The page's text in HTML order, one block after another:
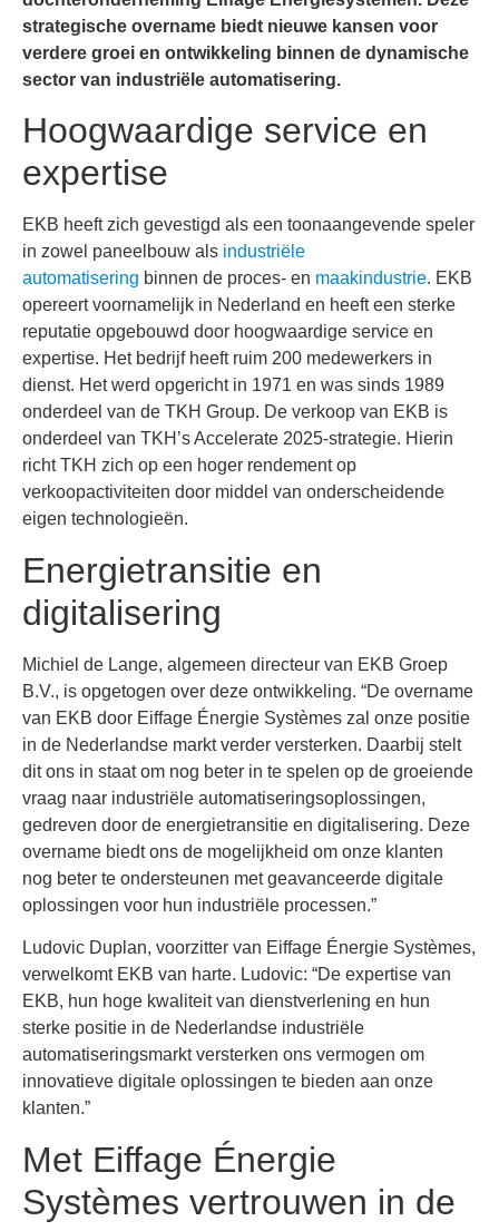
strategische overname biedt nieuwe kansen voor
verdere groei en ontwikkeling binnen de dynamische
sector van industriële automatisering.
Hoogwaardige service en
expertise
EKB heeft zich gevestigd als een toonaangevende speler
in zowel paneelbouw als industriële
automatisering binnen de proces- en maakindustrie. EKB
opereert voornamelijk in Nederland en heeft een sterke
reputatie opgebouwd door hoogwaardige service en
expertise. Het bedrijf heeft ruim 200 medewerkers in
dienst. Het werd opgericht in 1971 en was sinds 1989
onderdeel van de TKH Group. De verkoop van EKB is
onderdeel van TKH’s Accelerate 2025-strategie. Hierin
richt TKH zich op een hoger rendement op
verkoopactiviteiten door middel van onderscheidende
eigen technologieën.
Energietransitie en
digitalisering
Michiel de Lange, algemeen directeur van EKB Groep
B.V., is opgetogen over deze ontwikkeling. “De overname
van EKB door Eiffage Énergie Systèmes zal onze positie
in de Nederlandse markt verder versterken. Daarbij stelt
dit ons in staat om nog beter in te spelen op de groeiende
vraag naar industriële automatiseringsoplossingen,
gedreven door de energietransitie en digitalisering. Deze
overname biedt ons de mogelijkheid om onze klanten
nog beter te ondersteunen met geavanceerde digitale
oplossingen voor hun industriële processen.”
Ludovic Duplan, voorzitter van Eiffage Énergie Systèmes,
verwelkomt EKB van harte. Ludovic: “De expertise van
EKB, hun hoge kwaliteit van dienstverlening en hun
sterke positie in de Nederlandse industriële
automatiseringsmarkt versterken ons vermogen om
innovatieve digitale oplossingen te bieden aan onze
klanten.”
Met Eiffage Énergie
Systèmes vertrouwen in de